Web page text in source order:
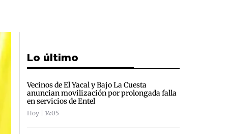
Lo último
Vecinos de El Yacal y Bajo La Cuesta
anuncian movilización por prolongada falla
en servicios de Entel
Hoy | 14:05